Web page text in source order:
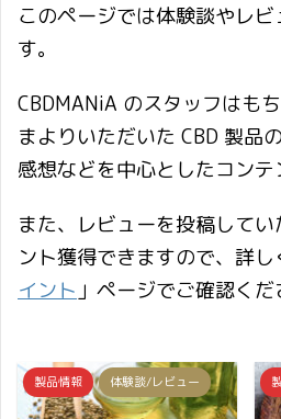
このページでは体験談やレ
す。
CBDMANiA のスタッフはも
まよりいただいた CBD 製品
感想などを中心としたコンテ
また、レビューを投稿して
ント獲得できますので、詳し
イント 」ページでご確認くだ
製品情報 体験談/レビュー